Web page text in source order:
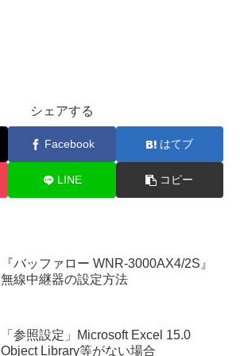
シェアする
Facebook はてブ
LINE コピー
『バッファロー WNR-3000AX4/2S』
無線中継器の設定方法
「参照設定」Microsoft Excel 15.0
Object Library等がない場合